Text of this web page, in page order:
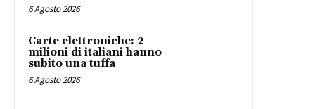
6 Agosto 2026
Carte elettroniche: 2
milioni di italiani hanno
subito una tuffa
6 Agosto 2026